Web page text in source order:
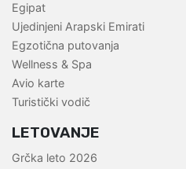
Egipat
Ujedinjeni Arapski Emirati
Egzotična putovanja
Wellness & Spa
Avio karte
Turistički vodič
LETOVANJE
Grčka leto 2026